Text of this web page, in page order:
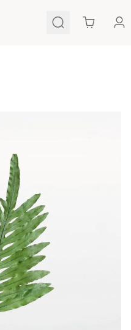
Cart